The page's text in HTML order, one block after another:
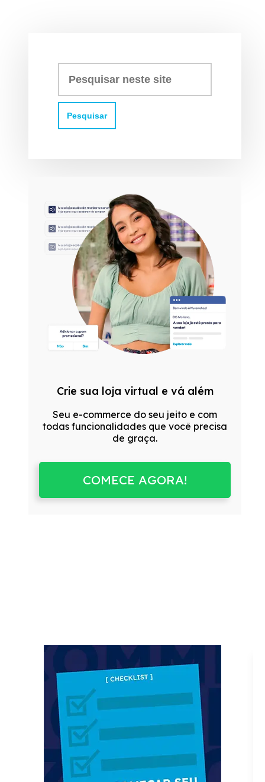
neste
site:
Crie sua loja virtual e vá além
Seu e-commerce do seu jeito e com
todas funcionalidades que você precisa
de graça.
COMECE AGORA!